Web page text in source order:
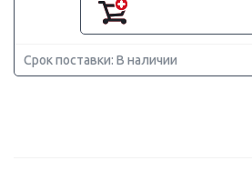
Срок поставки: В наличии